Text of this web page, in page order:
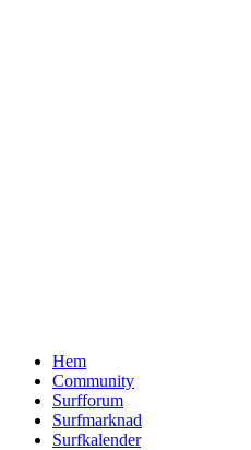
Hem
Community
Surfforum
Surfmarknad
Surfkalender